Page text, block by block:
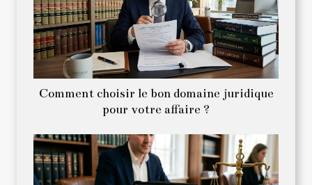
Comment choisir le bon domaine juridique
pour votre affaire ?